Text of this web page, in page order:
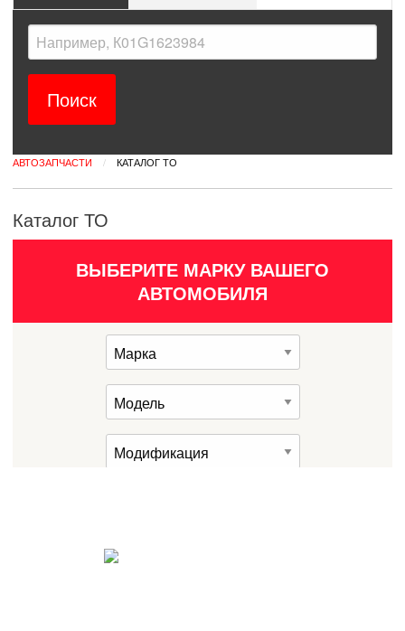
АВТОЗАПЧАСТИ ТЕКУЩАЯ:
КАТАЛОГ ТО
Каталог ТО
ВЫБЕРИТЕ МАРКУ ВАШЕГО
АВТОМОБИЛЯ